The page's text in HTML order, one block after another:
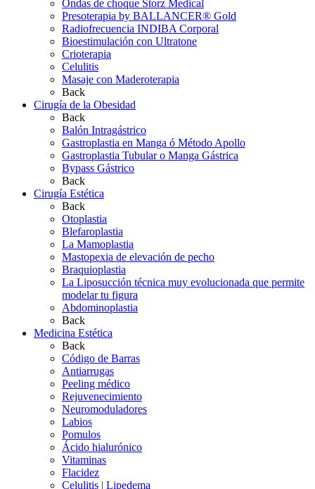
Ondas de choque Storz Medical
Presoterapia by BALLANCER® Gold
Radiofrecuencia INDIBA Corporal
Bioestimulación con Ultratone
Crioterapia
Celulitis
Masaje con Maderoterapia
Back
Cirugía de la Obesidad
Back
Balón Intragástrico
Gastroplastia en Manga ó Método Apollo
Gastroplastia Tubular o Manga Gástrica
Bypass Gástrico
Back
Cirugía Estética
Back
Otoplastia
Blefaroplastia
La Mamoplastia
Mastopexia de elevación de pecho
Braquioplastia
La Liposucción técnica muy evolucionada que permite
modelar tu figura
Abdominoplastia
Back
Medicina Estética
Back
Código de Barras
Antiarrugas
Peeling médico
Rejuvenecimiento
Neuromoduladores
Labios
Pomulos
Ácido hialurónico
Vitaminas
Flacidez
Celulitis | Lipedema